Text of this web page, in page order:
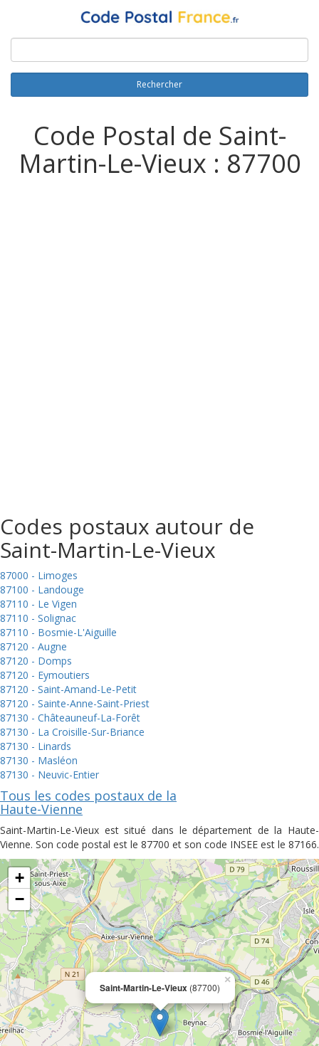
Rechercher
Code Postal de Saint-
Martin-Le-Vieux : 87700
Codes postaux autour de
Saint-Martin-Le-Vieux
87000 - Limoges
87100 - Landouge
87110 - Le Vigen
87110 - Solignac
87110 - Bosmie-L'Aiguille
87120 - Augne
87120 - Domps
87120 - Eymoutiers
87120 - Saint-Amand-Le-Petit
87120 - Sainte-Anne-Saint-Priest
87130 - Châteauneuf-La-Forêt
87130 - La Croisille-Sur-Briance
87130 - Linards
87130 - Masléon
87130 - Neuvic-Entier
Tous les codes postaux de la
Haute-Vienne
Saint-Martin-Le-Vieux est situé dans le département de la Haute-
Vienne. Son code postal est le 87700 et son code INSEE est le 87166.
Saint-Martin-Le-Vieux (87700)
×
+
−